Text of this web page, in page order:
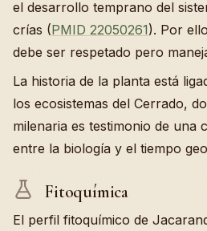
el desarrollo temprano del
crías (PMID 22050261). Por
debe ser respetado pero
La historia de la planta está
los ecosistemas del Cerrado,
milenaria es testimonio de una
entre la biología y el tiempo
Fitoquímica
El perfil fitoquímico de